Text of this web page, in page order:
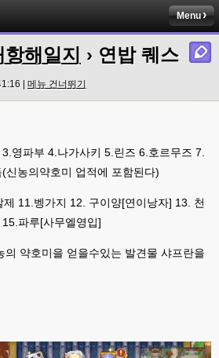
Menu
항해일지 › 연밥 퀘스
| 메뉴 건너뛰기
영파부 4.나가사키 5.린즈 6.호르무즈 7.
신농의약호미 업적에 포함된다)
11.벵가지 12. 구이양[연이낭자] 13. 천
파루[사무엘영입]
의 약호미을 얻을수있는 발견물 샤프란을